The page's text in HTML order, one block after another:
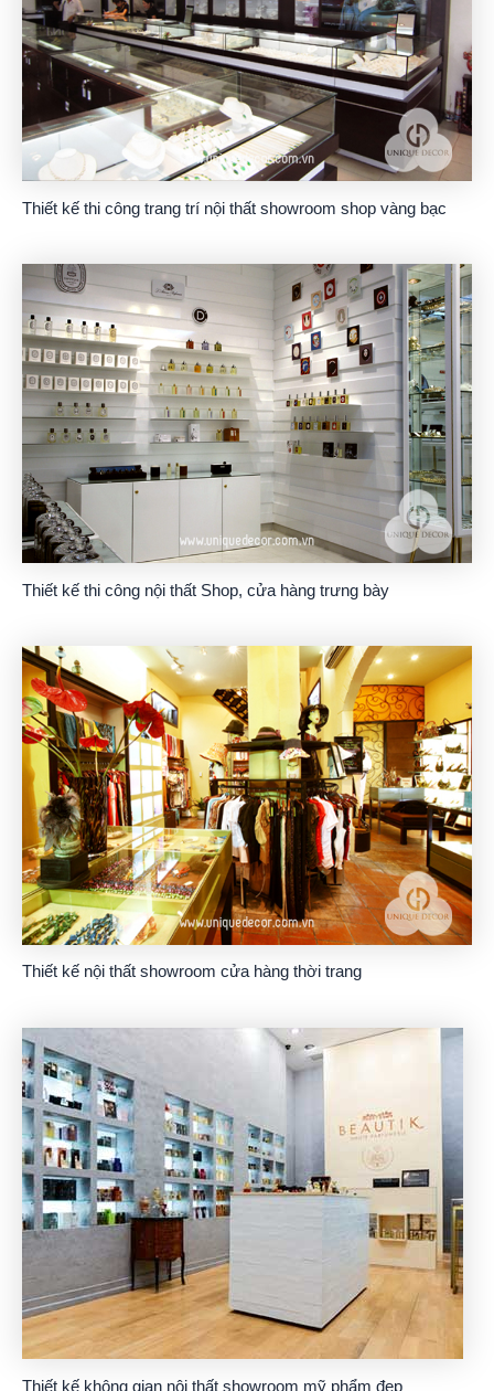
Thiết kế thi công trang trí nội thất showroom shop vàng bạc
Thiết kế thi công nội thất Shop, cửa hàng trưng bày
Thiết kế nội thất showroom cửa hàng thời trang
Thiết kế không gian nội thất showroom mỹ phẩm đẹp